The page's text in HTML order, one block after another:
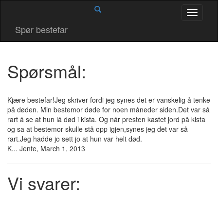
Toggle
Spør bestefar
Spørsmål:
Kjære bestefar!Jeg skriver fordi jeg synes det er vanskelig å tenke
på døden. Min bestemor døde for noen måneder siden.Det var så
rart å se at hun lå død i kista. Og når presten kastet jord på kista
og sa at bestemor skulle stå opp igjen,synes jeg det var så
rart.Jeg hadde jo sett jo at hun var helt død.
K... Jente, March 1, 2013
Vi svarer: